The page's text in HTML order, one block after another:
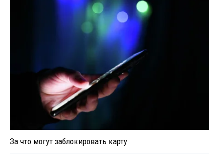
За что могут заблокировать карту